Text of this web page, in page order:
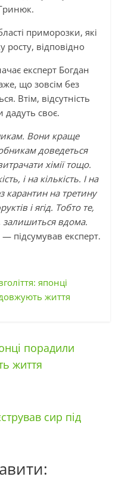
приморозки, які
росту, відповідно
експерт Богдан
що зовсім без
Втім, відсутність
дадуть своє.
Вони краще
доведеться
хімії тощо.
і на кількість. І на
карантин на третину
і ягід. Тобто те,
залишиться вдома.
— підсумував експерт.
японці
життя
порадили
життя
сир під